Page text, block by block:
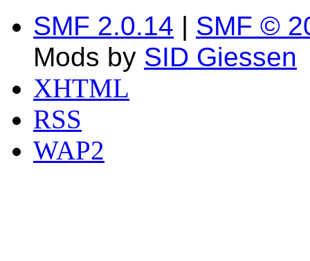
SMF 2.0.14 | SMF ©
Mods by SID Giessen
XHTML
RSS
WAP2